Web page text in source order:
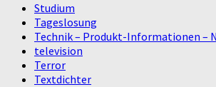
Studium
Tageslosung
Technik – Produkt-Informationen –
television
Terror
Textdichter